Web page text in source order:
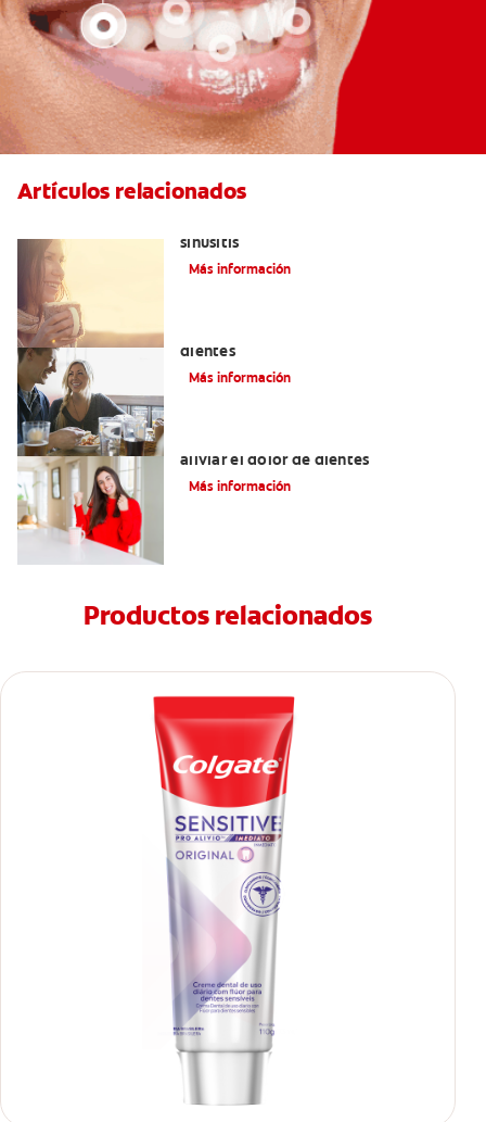
Artículos relacionados
sinusitis
Más información
dientes
Más información
aliviar el dolor de dientes
Más información
Productos relacionados